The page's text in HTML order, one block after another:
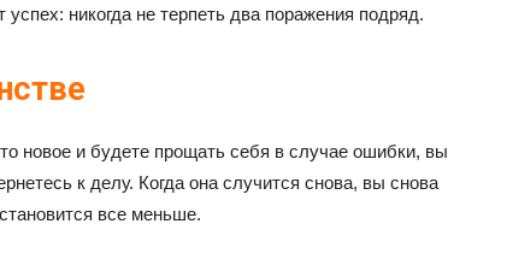
никогда не терпеть два поражения подряд.
новое и будете прощать себя в случае ошибки, вы
к делу. Когда она случится снова, вы снова
все меньше.